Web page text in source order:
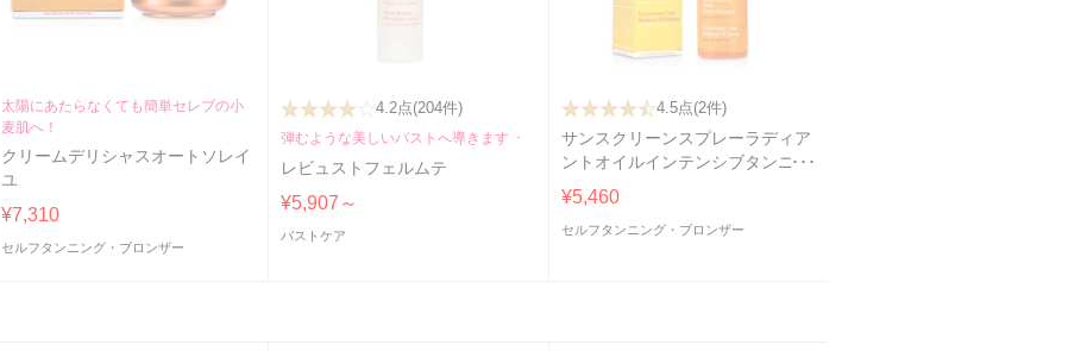
太陽にあたらなくても簡単セレブの小
麦肌へ！
クリームデリシャスオートソレイ
ユ
¥7,310
セルフタンニング・ブロンザー
4.2点(204件)
弾むような美しいバストへ導きます！
レビュストフェルムテ
¥5,907～
バストケア
4.5点(2件)
サンスクリーンスプレーラディア
ントオイルインテンシブタンニン
グSPF6ボディ＆ヘア
¥5,460
セルフタンニング・ブロンザー